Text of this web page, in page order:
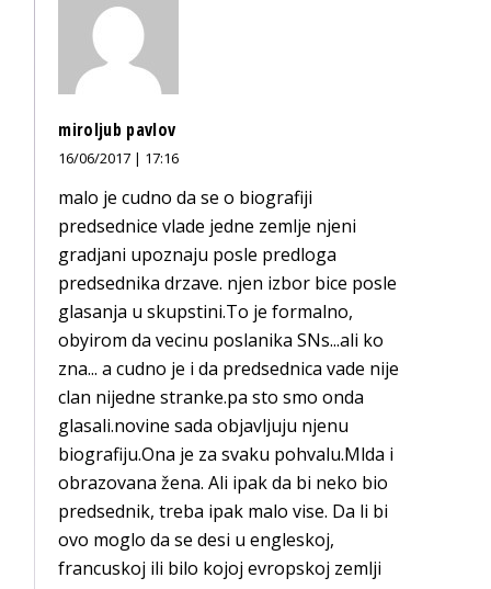
miroljub pavlov
16/06/2017 | 17:16
malo je cudno da se o biografiji
predsednice vlade jedne zemlje njeni
gradjani upoznaju posle predloga
predsednika drzave. njen izbor bice posle
glasanja u skupstini.To je formalno,
obyirom da vecinu poslanika SNs...ali ko
zna... a cudno je i da predsednica vade nije
clan nijedne stranke.pa sto smo onda
glasali.novine sada objavljuju njenu
biografiju.Ona je za svaku pohvalu.Mlda i
obrazovana žena. Ali ipak da bi neko bio
predsednik, treba ipak malo vise. Da li bi
ovo moglo da se desi u engleskoj,
francuskoj ili bilo kojoj evropskoj zemlji